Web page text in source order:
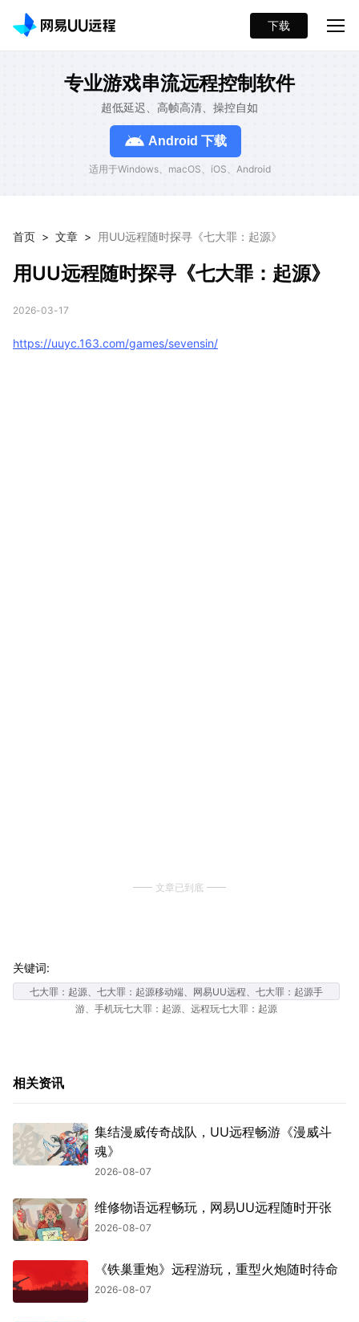
下载
专业游戏串流远程控制软件
超低延迟、高帧高清、操控自如
Android 下载
适用于Windows、macOS、iOS、Android
首页 > 文章 > 用UU远程随时探寻《七大罪：起源》
用UU远程随时探寻《七大罪：起源》
2026-03-17
https://uuyc.163.com/games/sevensin/
文章已到底
关键词:
七大罪：起源、七大罪：起源移动端、网易UU远程、七大罪：起源手
游、手机玩七大罪：起源、远程玩七大罪：起源
相关资讯
集结漫威传奇战队，UU远程畅游《漫威斗
魂》
2026-08-07
维修物语远程畅玩，网易UU远程随时开张
2026-08-07
《铁巢重炮》远程游玩，重型火炮随时待命
2026-08-07